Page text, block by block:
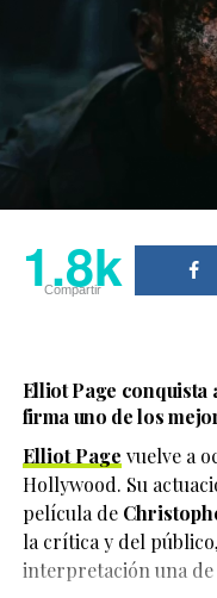
1.8k
Compartir
Elliot Page conquista
firma uno de los
Elliot Page vuelve a
Hollywood. Su
película de
la crítica y del
interpretación una de